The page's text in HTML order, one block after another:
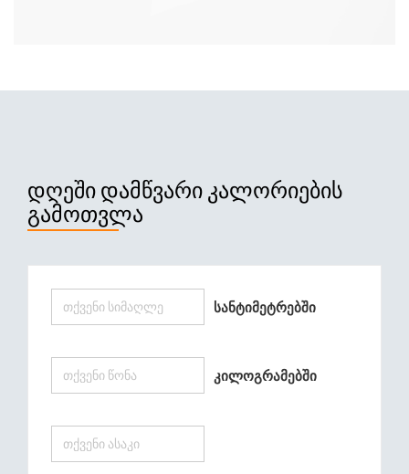
ᲓᲦᲔᲨᲘ ᲓᲐᲛᲬᲕᲐᲠᲘ ᲙᲐᲚᲝᲠᲘᲔᲑᲘᲡ
ᲒᲐᲛᲝᲗᲕᲚᲐ
Სანტიმეტრებში
Კილოგრამებში